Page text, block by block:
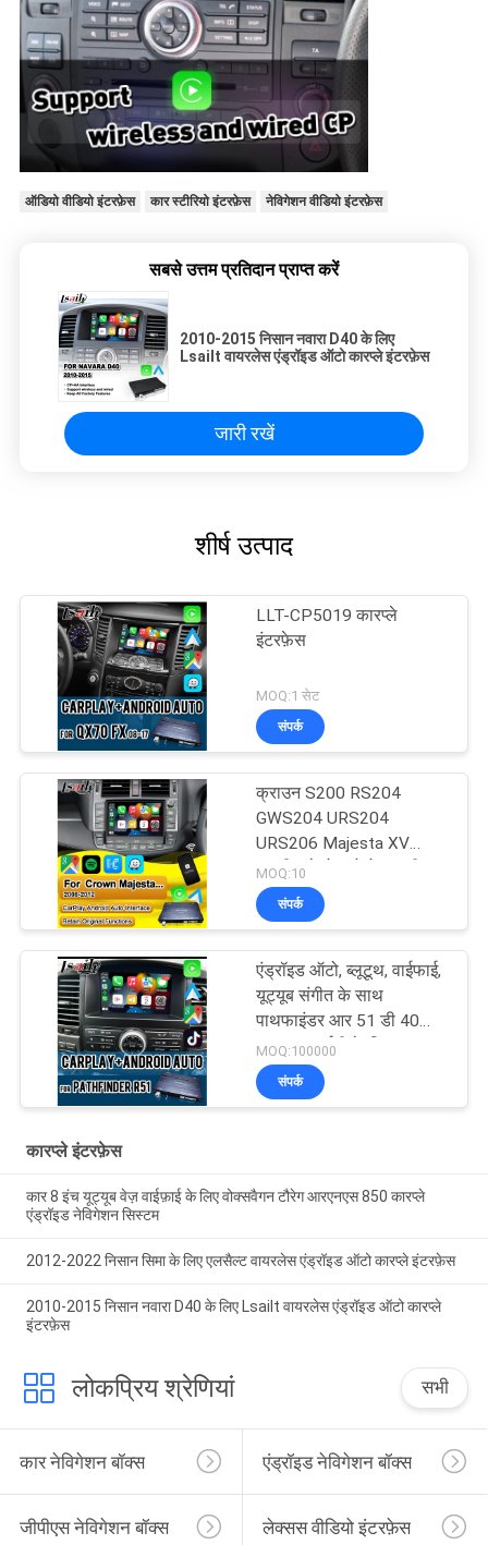
ऑडियो वीडियो इंटरफ़ेस कार स्टीरियो इंटरफ़ेस नेविगेशन वीडियो इंटरफ़ेस
सबसे उत्तम प्रतिदान प्राप्त करें
2010-2015 निसान नवारा D40 के लिए
Lsailt वायरलेस एंड्रॉइड ऑटो कारप्ले इंटरफ़ेस
जारी रखें
शीर्ष उत्पाद
LLT-CP5019 कारप्ले
इंटरफ़ेस
MOQ:1 सेट
संपर्क
क्राउन S200 RS204
GWS204 URS204
URS206 Majesta XV
एथलीट सेलोन टोयोटा एकीकृत
एंड्रॉइड ऑटो के लिए वायरलेस
एप्पल कारप्ले बॉक्स
MOQ:10
संपर्क
एंड्रॉइड ऑटो, ब्लूटूथ, वाईफाई,
यूट्यूब संगीत के साथ
पाथफाइंडर आर 51 डी 40
नवरा 08आईटी के लिए
वायरलेस एप्पल कारप्ले इंटरफ़ेस
MOQ:100000
संपर्क
कारप्ले इंटरफ़ेस
कार 8 इंच यूट्यूब वेज़ वाईफ़ाई के लिए वोक्सवैगन टौरेग आरएनएस 850 कारप्ले
एंड्रॉइड नेविगेशन सिस्टम
2012-2022 निसान सिमा के लिए एलसैल्ट वायरलेस एंड्रॉइड ऑटो कारप्ले इंटरफ़ेस
2010-2015 निसान नवारा D40 के लिए Lsailt वायरलेस एंड्रॉइड ऑटो कारप्ले
इंटरफ़ेस
लोकप्रिय श्रेणियां सभी
कार नेविगेशन बॉक्स एंड्रॉइड नेविगेशन बॉक्स
जीपीएस नेविगेशन बॉक्स लेक्सस वीडियो इंटरफ़ेस